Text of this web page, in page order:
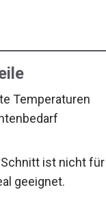
Temperaturen
ist nicht
geeignet.